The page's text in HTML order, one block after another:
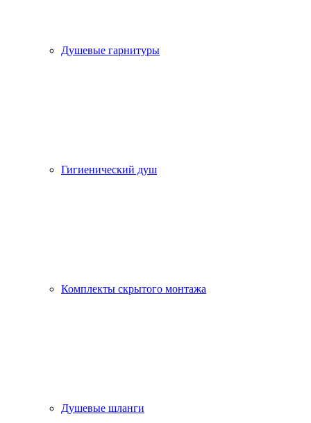
Душевые гарнитуры
Гигиенический душ
Комплекты скрытого монтажа
Душевые шланги